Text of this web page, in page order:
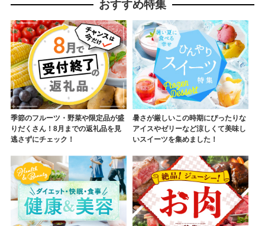
おすすめ特集
季節のフルーツ・野菜や限定品が盛
りだくさん！8月までの返礼品を見
逃さずにチェック！
暑さが厳しいこの時期にぴったりな
アイスやゼリーなど涼しくて美味し
いスイーツを集めました！